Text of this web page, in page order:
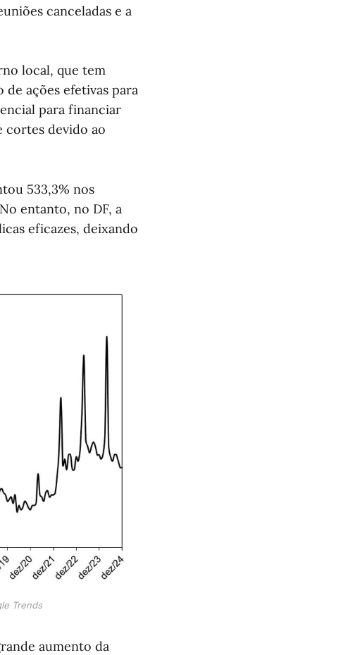
canceladas e a
local, que tem
ações efetivas para
para financiar
cortes devido ao
533,3% nos
entanto, no DF, a
eficazes, deixando
Trends
aumento da